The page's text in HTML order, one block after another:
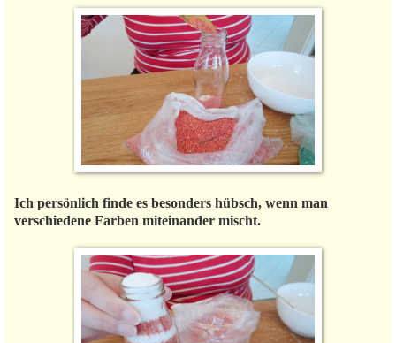
Ich persönlich finde es besonders hübsch, wenn man
verschiedene Farben miteinander mischt.